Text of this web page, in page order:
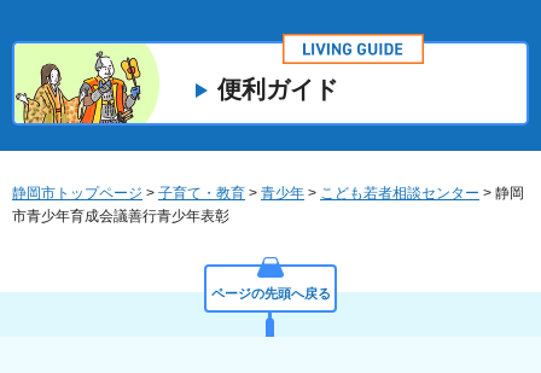
便利ガイド
静岡市トップページ > 子育て・教育 > 青少年 > こども若者相談センター > 静岡
市青少年育成会議善行青少年表彰
ページの先頭へ戻る